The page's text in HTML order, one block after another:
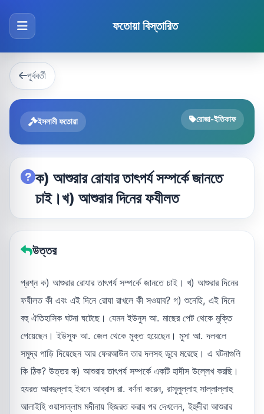
ফতোয়া বিস্তারিত
পূর্ববর্তী
ইসলামী ফতোয়া রোজা-ইতিকাফ
ক) আশুরার রোযার তাৎপর্য সম্পর্কে জানতে
চাই।খ) আশুরার দিনের ফযীলত
উত্তর
প্রশ্ন ক) আশুরার রোযার তাৎপর্য সম্পর্কে জানতে চাই। খ) আশুরার দিনের
ফযীলত কী এবং এই দিনে রোযা রাখলে কী সওয়াব? গ) শুনেছি, এই দিনে
বহু ঐতিহাসিক ঘটনা ঘটেছে। যেমন ইউনুস আ. মাছের পেট থেকে মুক্তি
পেয়েছেন। ইউসুফ আ. জেল থেকে মুক্ত হয়েছেন। মুসা আ. দলবলে
সমুদ্র পাড়ি দিয়েছেন আর ফেরআউন তার দলসহ ডুবে মরেছে। এ ঘটনাগুলি
কি ঠিক? উত্তর ক) আশুরার তাৎপর্য সম্পর্কে একটি হাদীস উল্লেখ করছি।
হযরত আবদুল্লাহ ইবনে আব্বাস রা. বর্ণনা করেন, রাসূলুল্লাহ সাল্লাল্লাহু
আলাইহি ওয়াসাল্লাম মদীনায় হিজরত করার পর দেখলেন, ইহুদীরা আশুরার